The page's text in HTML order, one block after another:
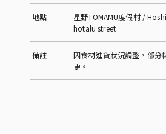
地點
星野TOMAMU度假村 /
hotalu street
備註
因食材進貨狀況調整，部分
更。